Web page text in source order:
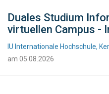
Duales Studium
virtuellen Campus -
IU Internationale Hochschule,
am 05.08.2026